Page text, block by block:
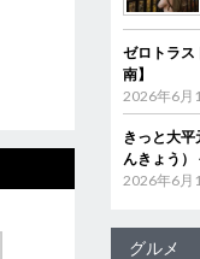
ゼロトラ
南】
2026年6月
きっと大
んきょう）
2026年6月
グルメ